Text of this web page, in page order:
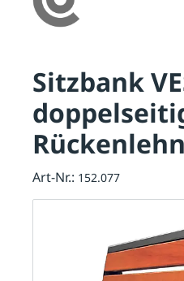
Sitzbank
Art-Nr.: 152.077